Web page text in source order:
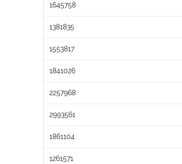
1645758
1381835
1553817
1841026
2257968
2993561
1861104
1261571